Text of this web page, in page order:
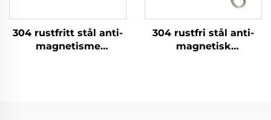
304 rustfritt stål anti-
magnetisme
304 rustfri stål anti-
magnetisk